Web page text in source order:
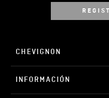
ENVIAR
CHEVIGNON
INFORMACIÓN